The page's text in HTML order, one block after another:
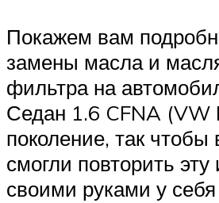
Покажем вам
замены масла и
фильтра на
Седан 1.6 CFNA (VW
поколение, так чтобы
смогли повторить
своими руками у себя